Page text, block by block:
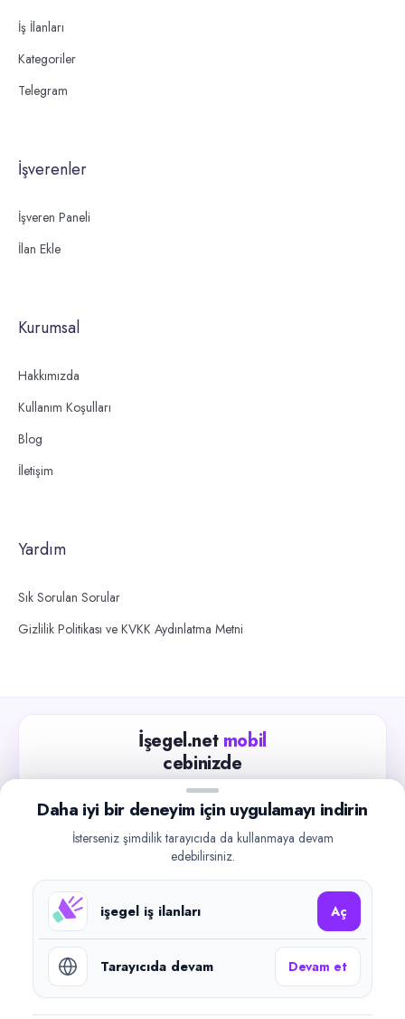
İş İlanları
Kategoriler
Telegram
İşverenler
İşveren Paneli
İlan Ekle
Kurumsal
Hakkımızda
Kullanım Koşulları
Blog
İletişim
Yardım
Sık Sorulan Sorular
Gizlilik Politikası ve KVKK Aydınlatma Metni
İşegel.net mobil
cebinizde
Güncel iş ilanlarını takip edin, işverenlerle hızlıca
iletişime geçin.
Google Play
©2026işegel.net. Tüm hakları saklıdır.
işegel.net bir ilan yayın platformudur; iş bulma aracılığı veya işe
yerleştirme faaliyeti yapmaz.
Daha iyi bir deneyim için uygulamayı indirin
İsterseniz şimdilik tarayıcıda da kullanmaya devam
edebilirsiniz.
işegel iş ilanları Aç
Tarayıcıda devam Devam et